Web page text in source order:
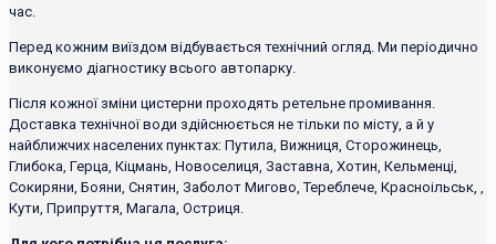
час.
Перед кожним виїздом відбувається технічний огляд. Ми періодично
виконуємо діагностику всього автопарку.
Після кожної зміни цистерни проходять ретельне промивання.
Доставка технічної води здійснюється не тільки по місту, а й у
найближчих населених пунктах: Путила, Вижниця, Сторожинець,
Глибока, Герца, Кіцмань, Новоселиця, Заставна, Хотин, Кельменці,
Сокиряни, Бояни, Снятин, Заболот Мигово, Тереблече, Красноільськ, ,
Кути, Припруття, Магала, Остриця.